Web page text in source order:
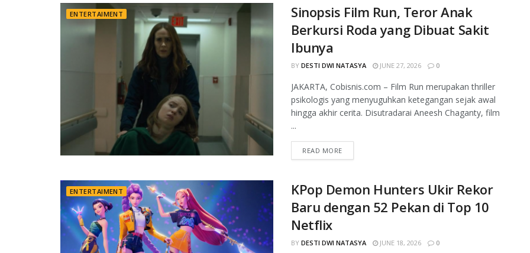
ENTERTAIMENT
Sinopsis Film Run, Teror Anak
Berkursi Roda yang Dibuat Sakit
Ibunya
BY DESTI DWI NATASYA JUNE 27, 2026 0
JAKARTA, Cobisnis.com – Film Run merupakan thriller
psikologis yang menyuguhkan ketegangan sejak awal
hingga akhir cerita. Disutradarai Aneesh Chaganty, film
...
READ MORE
ENTERTAIMENT
KPop Demon Hunters Ukir Rekor
Baru dengan 52 Pekan di Top 10
Netflix
BY DESTI DWI NATASYA JUNE 18, 2026 0